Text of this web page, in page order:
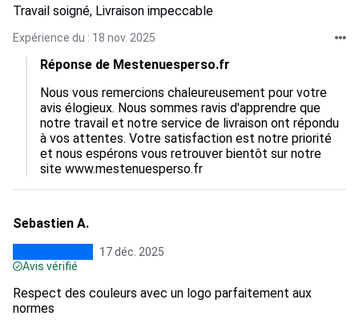
Travail soigné, Livraison impeccable
Expérience du : 18 nov. 2025
Réponse de Mestenuesperso.fr
Nous vous remercions chaleureusement pour votre
avis élogieux. Nous sommes ravis d'apprendre que
notre travail et notre service de livraison ont répondu
à vos attentes. Votre satisfaction est notre priorité
et nous espérons vous retrouver bientôt sur notre
site www.mestenuesperso.fr
Sebastien A.
17 déc. 2025
Avis vérifié
Respect des couleurs avec un logo parfaitement aux
normes